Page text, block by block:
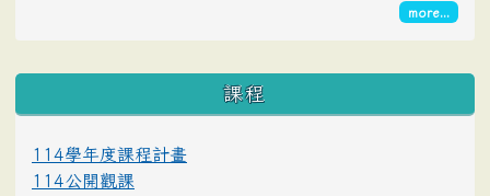
more...
課程
114學年度課程計畫
114公開觀課